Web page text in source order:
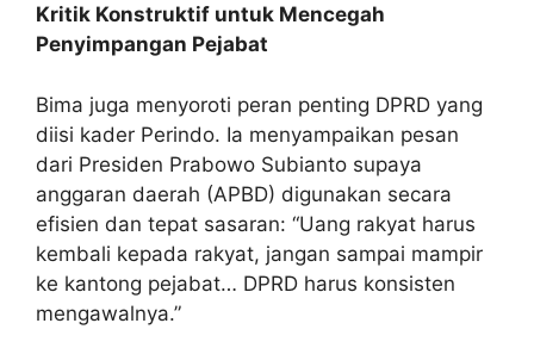
Kritik Konstruktif untuk Mencegah
Penyimpangan Pejabat
Bima juga menyoroti peran penting DPRD yang
diisi kader Perindo. Ia menyampaikan pesan
dari Presiden Prabowo Subianto supaya
anggaran daerah (APBD) digunakan secara
efisien dan tepat sasaran: “Uang rakyat harus
kembali kepada rakyat, jangan sampai mampir
ke kantong pejabat… DPRD harus konsisten
mengawalnya.”